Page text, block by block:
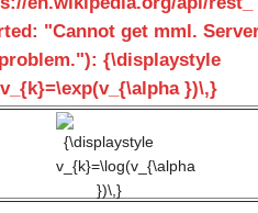
"Cannot get mml.
problem."): {\displaystyle
v_{k}=\exp(v_{\alpha })\,}
v_{k}=\log(v_{\alpha
})\,}